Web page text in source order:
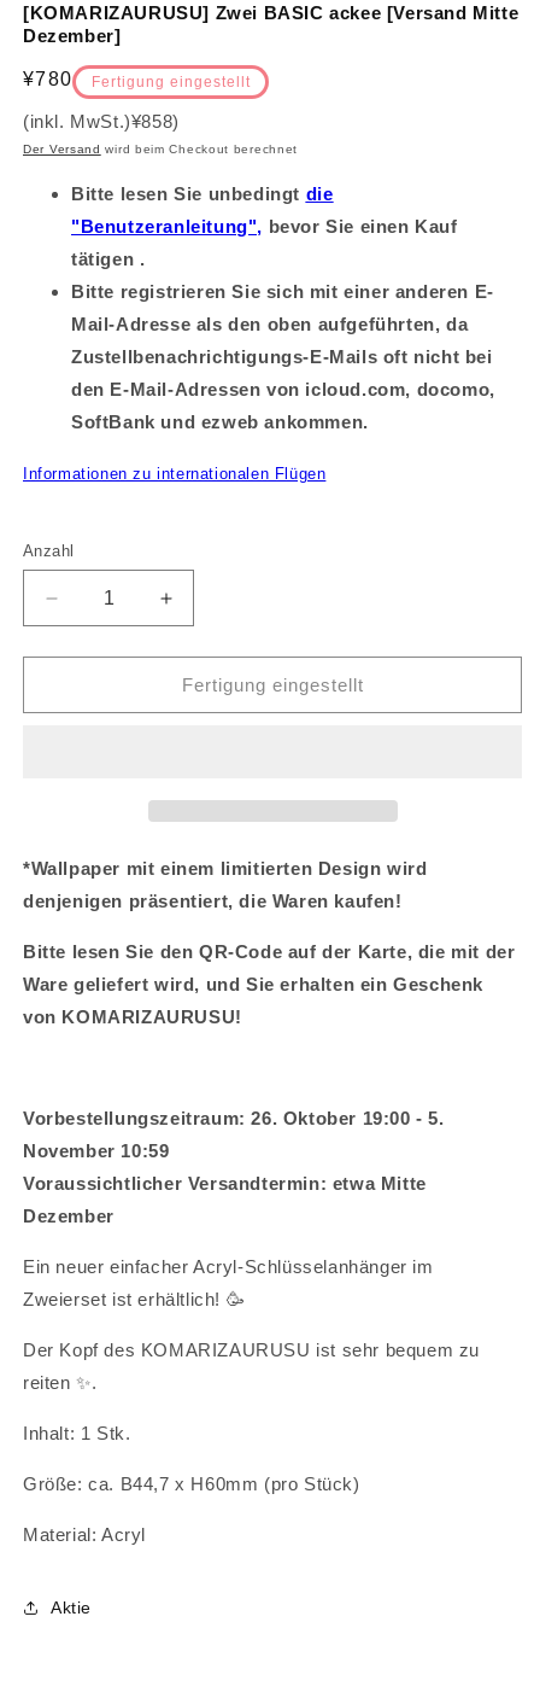
[KOMARIZAURUSU] Zwei BASIC ackee [Versand Mitte
Dezember]
Normalpreis
¥780 Fertigung eingestellt
(inkl. MwSt.)¥858)
Der Versand wird beim Checkout berechnet
Bitte lesen Sie unbedingt die
"Benutzeranleitung", bevor Sie einen Kauf
tätigen .
Bitte registrieren Sie sich mit einer anderen E-
Mail-Adresse als den oben aufgeführten, da
Zustellbenachrichtigungs-E-Mails oft nicht bei
den E-Mail-Adressen von icloud.com, docomo,
SoftBank und ezweb ankommen.
Informationen zu internationalen Flügen
Anzahl
Verringere
die
Menge
[KOMARIZAURUSU]
Dezember]
Erhöhe
die
Menge
für
[KOMARIZAURUSU]
Dezember]
Fertigung eingestellt
*Wallpaper mit einem limitierten Design wird
denjenigen präsentiert, die Waren kaufen!
Bitte lesen Sie den QR-Code auf der Karte, die mit der
Ware geliefert wird, und Sie erhalten ein Geschenk
von KOMARIZAURUSU!
Vorbestellungszeitraum: 26. Oktober 19:00 - 5.
November 10:59
Voraussichtlicher Versandtermin: etwa Mitte
Dezember
Ein neuer einfacher Acryl-Schlüsselanhänger im
Zweierset ist erhältlich! 🥳
Der Kopf des KOMARIZAURUSU ist sehr bequem zu
reiten ✨.
Inhalt: 1 Stk.
Größe: ca. B44,7 x H60mm (pro Stück)
Material: Acryl
Aktie